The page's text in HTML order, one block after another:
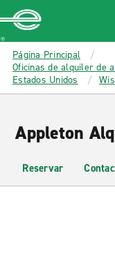
MAIN
CONTENT
Enterprise
Página Principal
Oficinas de alquiler de
Estados Unidos
Appleton
Reservar